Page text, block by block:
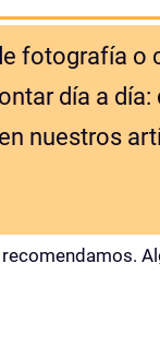
fotografía o
día a
nuestros